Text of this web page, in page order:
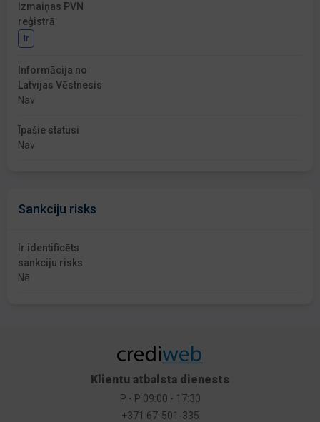
Izmaiņas PVN
reģistrā
Ir
Informācija no
Latvijas Vēstnesis
Nav
Īpašie statusi
Nav
Sankciju risks
Ir identificēts
sankciju risks
Nē
Klientu atbalsta dienests
P - P 09:00 - 17:30
+371 67-501-335